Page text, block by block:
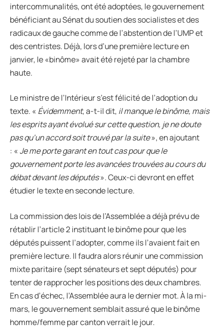
intercommunalités, ont été adoptées, le gouvernement
bénéficiant au Sénat du soutien des socialistes et des
radicaux de gauche comme de l’abstention de l’UMP et
des centristes. Déjà, lors d’une première lecture en
janvier, le «binôme» avait été rejeté par la chambre
haute.
Le ministre de l’Intérieur s’est félicité de l’adoption du
texte. « Évidemment, a-t-il dit, il manque le binôme, mais
les esprits ayant évolué sur cette question, je ne doute
pas qu’un accord soit trouvé par la suite», en ajoutant
: «Je me porte garant en tout cas pour que le
gouvernement porte les avancées trouvées au cours du
débat devant les députés». Ceux-ci devront en effet
étudier le texte en seconde lecture.
La commission des lois de l’Assemblée a déjà prévu de
rétablir l’article 2 instituant le binôme pour que les
députés puissent l’adopter, comme ils l’avaient fait en
première lecture. Il faudra alors réunir une commission
mixte paritaire (sept sénateurs et sept députés) pour
tenter de rapprocher les positions des deux chambres.
En cas d’échec, l’Assemblée aura le dernier mot. À la mi-
mars, le gouvernement semblait assuré que le binôme
homme/femme par canton verrait le jour.